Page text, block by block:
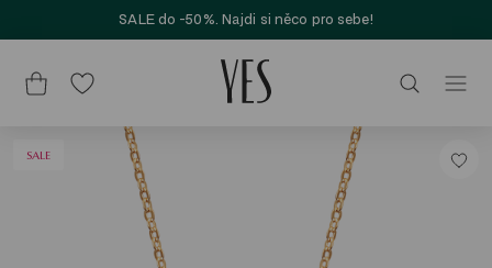
SALE do -50%. Najdi si něco pro sebe!
SALE